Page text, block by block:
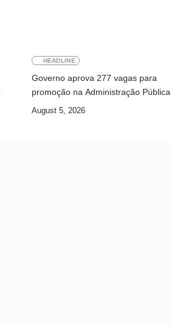
HEADLINE
Governo aprova 277 vagas para
promoção na Administração Pública
August 5, 2026